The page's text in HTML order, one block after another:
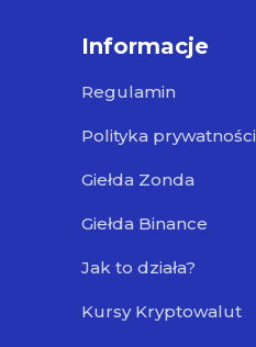
Informacje
Regulamin
Polityka prywatności
Giełda Zonda
Giełda Binance
Jak to działa?
Kursy Kryptowalut